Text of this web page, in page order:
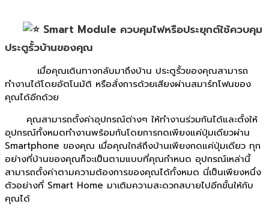
Smart Module ควบคุมไฟหรือประยุกต์ใช้ควบคุม
ประตูรั้วบ้านของคุณ
เมื่อคุณเดินทางกลับมาถึงบ้าน ประตูรั้วของคุณสามารถ
ทำงานได้โดยอัตโนมัติ หรือสั่งการด้วยเสียงผ่านสมาร์ทโฟนของ
คุณได้อีกด้วย
คุณสามารถตั้งค่าอุปกรณ์ต่างๆ ให้ทำงานร่วมกันได้และตั้งให้
อุปกรณ์ทั้งหมดทำงานพร้อมกันโดยการกดเพียงแค่ปุ่มเดียวผ่าน
Smartphone ของคุณ เมื่อคุณใกล้ถึงบ้านเพียงกดแค่ปุ่มเดียว ทุก
อย่างที่บ้านของคุณก็จะเป็นตามแบบที่คุณกำหนด อุปกรณ์เหล่านี้
สามารถตั้งค่าตามความต้องการของคุณได้ทั้งหมด นี่เป็นเพียงหนึ่ง
ตัวอย่างที่ Smart Home มาเติมความสะดวกสบายไปอีกขั้นให้กับ
คุณได้